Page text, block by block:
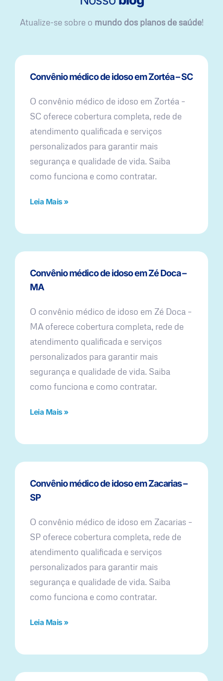
Atualize-se sobre o mundo dos planos de saúde!
Convênio médico de idoso em Zortéa – SC
O convênio médico de idoso em Zortéa –
SC oferece cobertura completa, rede de
atendimento qualificada e serviços
personalizados para garantir mais
segurança e qualidade de vida. Saiba
como funciona e como contratar.
Leia Mais »
Convênio médico de idoso em Zé Doca –
MA
O convênio médico de idoso em Zé Doca –
MA oferece cobertura completa, rede de
atendimento qualificada e serviços
personalizados para garantir mais
segurança e qualidade de vida. Saiba
como funciona e como contratar.
Leia Mais »
Convênio médico de idoso em Zacarias –
SP
O convênio médico de idoso em Zacarias –
SP oferece cobertura completa, rede de
atendimento qualificada e serviços
personalizados para garantir mais
segurança e qualidade de vida. Saiba
como funciona e como contratar.
Leia Mais »